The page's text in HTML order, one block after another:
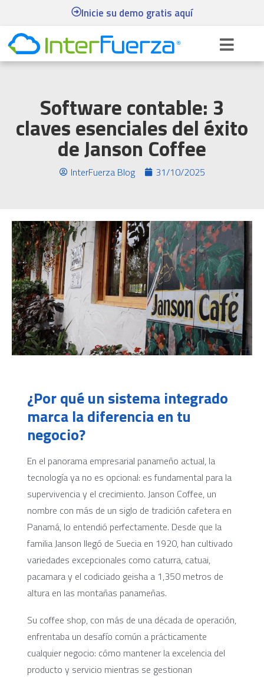
Inicie su demo gratis aquí
Software contable: 3
claves esenciales del éxito
de Janson Coffee
InterFuerza Blog 31/10/2025
¿Por qué un sistema integrado
marca la diferencia en tu
negocio?
En el panorama empresarial panameño actual, la
tecnología ya no es opcional: es fundamental para la
supervivencia y el crecimiento. Janson Coffee, un
nombre con más de un siglo de tradición cafetera en
Panamá, lo entendió perfectamente. Desde que la
familia Janson llegó de Suecia en 1920, han cultivado
variedades excepcionales como caturra, catuai,
pacamara y el codiciado geisha a 1,350 metros de
altura en las montañas panameñas.
Su coffee shop, con más de una década de operación,
enfrentaba un desafío común a prácticamente
cualquier negocio: cómo mantener la excelencia del
producto y servicio mientras se gestionan